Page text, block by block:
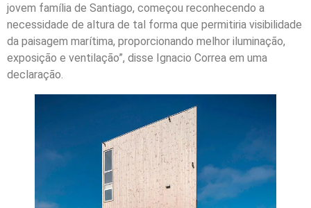
jovem família de Santiago, começou reconhecendo a
necessidade de altura de tal forma que permitiria visibilidade
da paisagem marítima, proporcionando melhor iluminação,
exposição e ventilação”, disse Ignacio Correa em uma
declaração.